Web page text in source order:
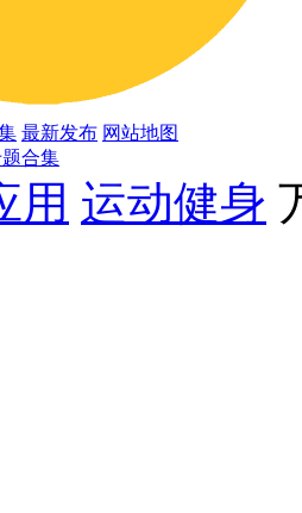
最新发布 网站地图
合集
用 运动健身